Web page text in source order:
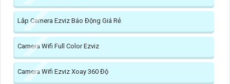
Lắp Camera Ezviz Báo Động Giá Rẻ
Camera Wifi Full Color Ezviz
Camera Wifi Ezviz Xoay 360 Độ